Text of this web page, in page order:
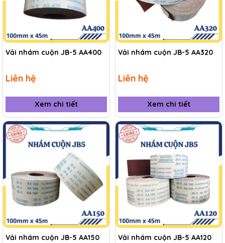
Vải nhám cuộn JB-5 AA400
Liên hệ
Xem chi tiết
Vải nhám cuộn JB-5 AA320
Liên hệ
Xem chi tiết
Vải nhám cuộn JB-5 AA150 Vải nhám cuộn JB-5 AA120